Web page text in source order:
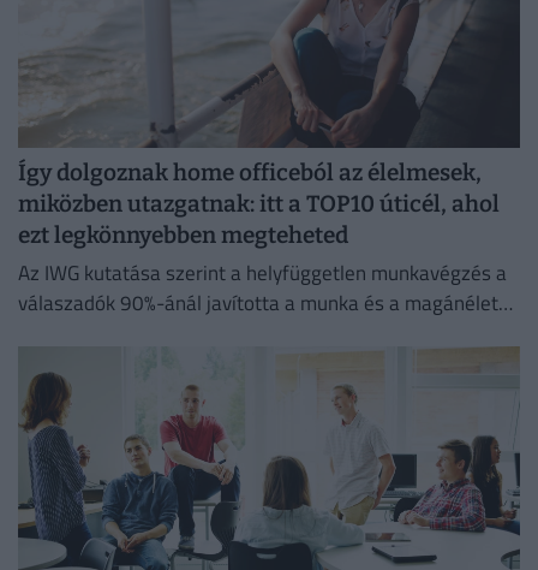
Így dolgoznak home officeból az élelmesek,
miközben utazgatnak: itt a TOP10 úticél, ahol
ezt legkönnyebben megteheted
Az IWG kutatása szerint a helyfüggetlen munkavégzés a
válaszadók 90%-ánál javította a munka és a magánélet